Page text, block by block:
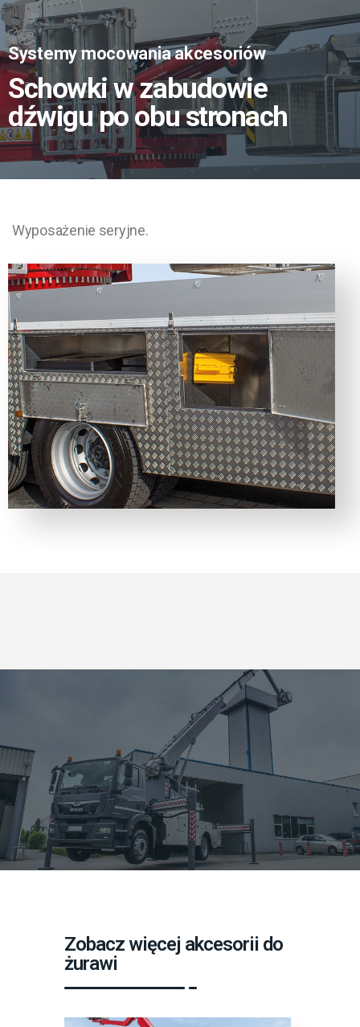
Systemy mocowania akcesoriów
Schowki w zabudowie
dźwigu po obu stronach
Wyposażenie seryjne.
Zobacz więcej akcesorii do
żurawi